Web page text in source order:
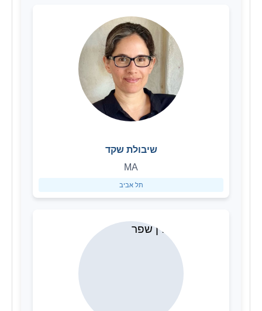
שיבולת שקד
MA
תל אביב